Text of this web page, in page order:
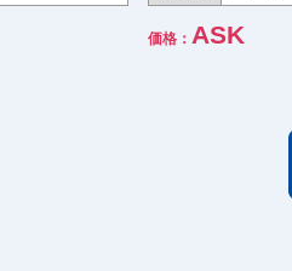
価格： ASK